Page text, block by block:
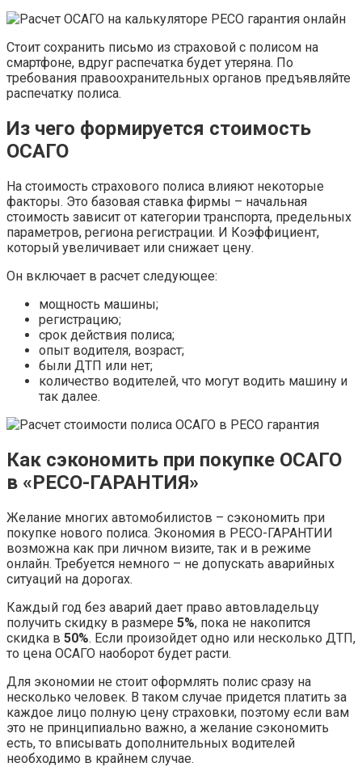
Стоит сохранить письмо из страховой с полисом на
смартфоне, вдруг распечатка будет утеряна. По
требования правоохранительных органов предъявляйте
распечатку полиса.
Из чего формируется стоимость
ОСАГО
На стоимость страхового полиса влияют некоторые
факторы. Это базовая ставка фирмы – начальная
стоимость зависит от категории транспорта, предельных
параметров, региона регистрации. И Коэффициент,
который увеличивает или снижает цену.
Он включает в расчет следующее:
мощность машины;
регистрацию;
срок действия полиса;
опыт водителя, возраст;
были ДТП или нет;
количество водителей, что могут водить машину и
так далее.
Как сэкономить при покупке ОСАГО
в «РЕСО-ГАРАНТИЯ»
Желание многих автомобилистов – сэкономить при
покупке нового полиса. Экономия в РЕСО-ГАРАНТИИ
возможна как при личном визите, так и в режиме
онлайн. Требуется немного – не допускать аварийных
ситуаций на дорогах.
Каждый год без аварий дает право автовладельцу
получить скидку в размере 5%, пока не накопится
скидка в 50%. Если произойдет одно или несколько ДТП,
то цена ОСАГО наоборот будет расти.
Для экономии не стоит оформлять полис сразу на
несколько человек. В таком случае придется платить за
каждое лицо полную цену страховки, поэтому если вам
это не принципиально важно, а желание сэкономить
есть, то вписывать дополнительных водителей
необходимо в крайнем случае.